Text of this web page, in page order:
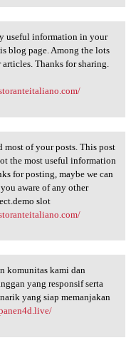
useful
useful information in your
blog page. Among the lots
Thanks for sharing.
most of
most of your posts. This post
the most useful information
for posting, maybe we can
aware of any other
slot
komunitas
komunitas kami dan
yang responsif serta
yang siap memanjakan